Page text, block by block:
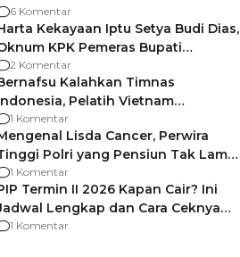
Negara Jamin Keamanan
6 Komentar
Kekayaan Iptu Setya Budi Dias,
KPK Pemeras Bupati
2 Komentar
Kalahkan Timnas
Pelatih Vietnam
Pakai Jimat di Pakansari
1 Komentar
Lisda Cancer, Perwira
Polri yang Pensiun Tak Lama
Jadi Brigjen
1 Komentar
Termin II 2026 Kapan Cair? Ini
Lengkap dan Cara Ceknya
Dana Tidak Hangus!
1 Komentar